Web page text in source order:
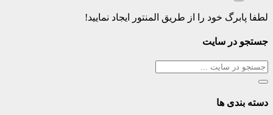
لطفا پابرگ خود را از طریق المنتور ایجاد نمایید!
جستجو در سایت
دسته بندی ها